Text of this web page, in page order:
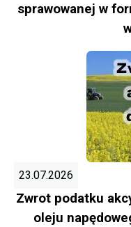
sprawowanej w
23.07.2026
Zwrot podatku
oleju